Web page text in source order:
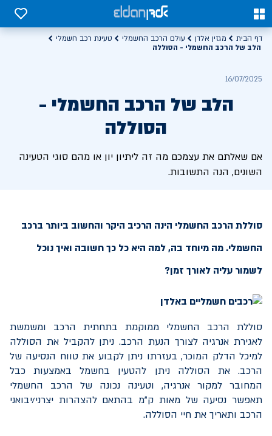
0
0
דף הבית מגזין אלדן עולם הרכב החשמלי
טעינת רכב חשמלי
הלב של הרכב החשמלי - הסוללה
16/07/2025
הלב של הרכב החשמלי -
הסוללה
אם שאלתם את עצמכם מה זה ליתיון יון או מהם סוגי הטעינה
השונים, הנה התשובות.
סוללת הרכב החשמלי הינה הרכיב היקר והחשוב ביותר ברכב
החשמלי. מה מיוחד בה, למה היא כל כך חשובה ואיך נוכל
לשמור עליה לאורך זמן?
סוללת הרכב החשמלי ממוקמת בתחתית הרכב ומשמשת
לאגירת אנרגיה לצורך הנעת הרכב. ניתן להקביל את הסוללה
למיכל הדלק המוכר, בעזרתו ניתן לקבוע את טווח הנסיעה של
הרכב. את הסוללה ניתן להטעין בחשמל באמצעות כבל
המחובר למקור אנרגיה, וטעינה נכונה של הרכב החשמלי
תאפשר נסיעה של מאות ק"מ בהתאם להצהרות יצרני/יבואני
הרכב ותאריך את חיי הסוללה.